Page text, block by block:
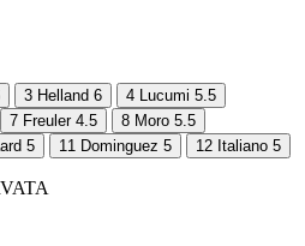
3 Helland 6 4
Lucumi 5.5
7 Freuler 4.5 8 Moro 5.5
5 11 Dominguez 5 12 Italiano 5